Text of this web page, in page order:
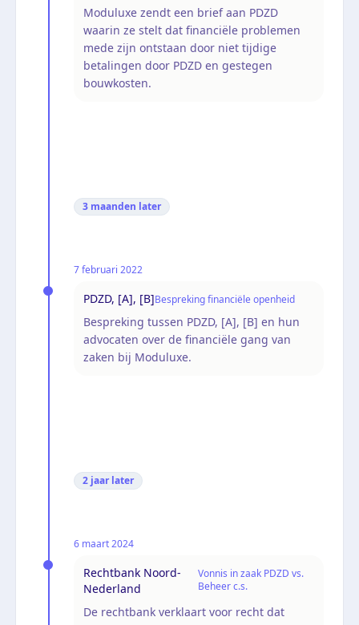
Moduluxe zendt een brief aan PDZD
waarin ze stelt dat financiële problemen
mede zijn ontstaan door niet tijdige
betalingen door PDZD en gestegen
bouwkosten.
3 maanden later
7 februari 2022
PDZD, [A], [B]Bespreking financiële openheid
Bespreking tussen PDZD, [A], [B] en hun
advocaten over de financiële gang van
zaken bij Moduluxe.
2 jaar later
6 maart 2024
Rechtbank Noord-
Nederland
Vonnis in zaak PDZD vs.
Beheer c.s.
De rechtbank verklaart voor recht dat